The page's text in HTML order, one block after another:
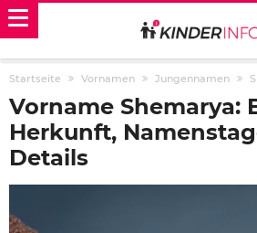
Startseite Vornamen Jungennamen
Vorname Shemarya:
Herkunft,
Details